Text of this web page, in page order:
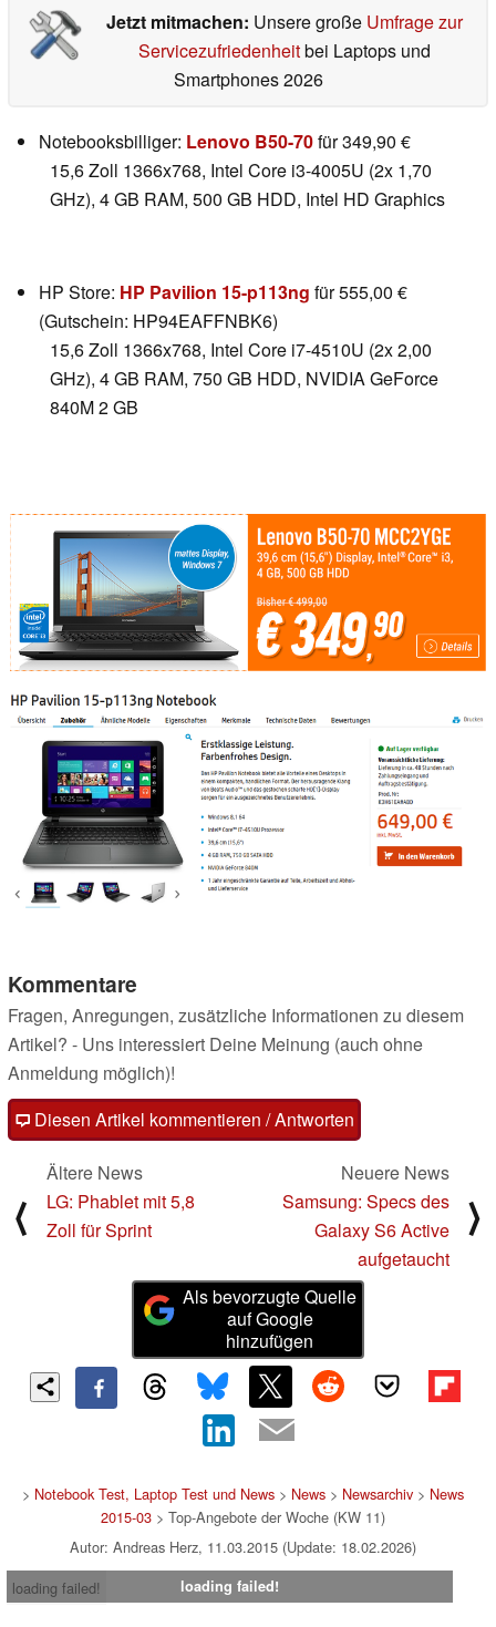
Jetzt mitmachen: Unsere große Umfrage zur
Servicezufriedenheitbei Laptops und
Smartphones 2026
Notebooksbilliger: Lenovo B50-70für 349,90 €
15,6 Zoll 1366x768, Intel Core i3-4005U (2x 1,70
GHz), 4 GB RAM, 500 GB HDD, Intel HD Graphics
HP Store: HP Pavilion 15-p113ng für 555,00 €
(Gutschein: HP94EAFFNBK6)
15,6 Zoll 1366x768, Intel Core i7-4510U (2x 2,00
GHz), 4 GB RAM, 750 GB HDD, NVIDIA GeForce
840M 2 GB
Kommentare
Fragen, Anregungen, zusätzliche Informationen zu diesem
Artikel? - Uns interessiert Deine Meinung (auch ohne
Anmeldung möglich)!
Diesen Artikel kommentieren / Antworten
⟨
Ältere News
LG: Phablet mit 5,8
Zoll für Sprint
Neuere News
Samsung: Specs des
Galaxy S6 Active
aufgetaucht
⟩
Als bevorzugte Quelle
auf Google
hinzufügen
> Notebook Test, Laptop Test und News> News> Newsarchiv> News
2015-03> Top-Angebote der Woche (KW 11)
Autor: Andreas Herz, 11.03.2015 (Update: 18.02.2026)
loading failed!
loading failed!